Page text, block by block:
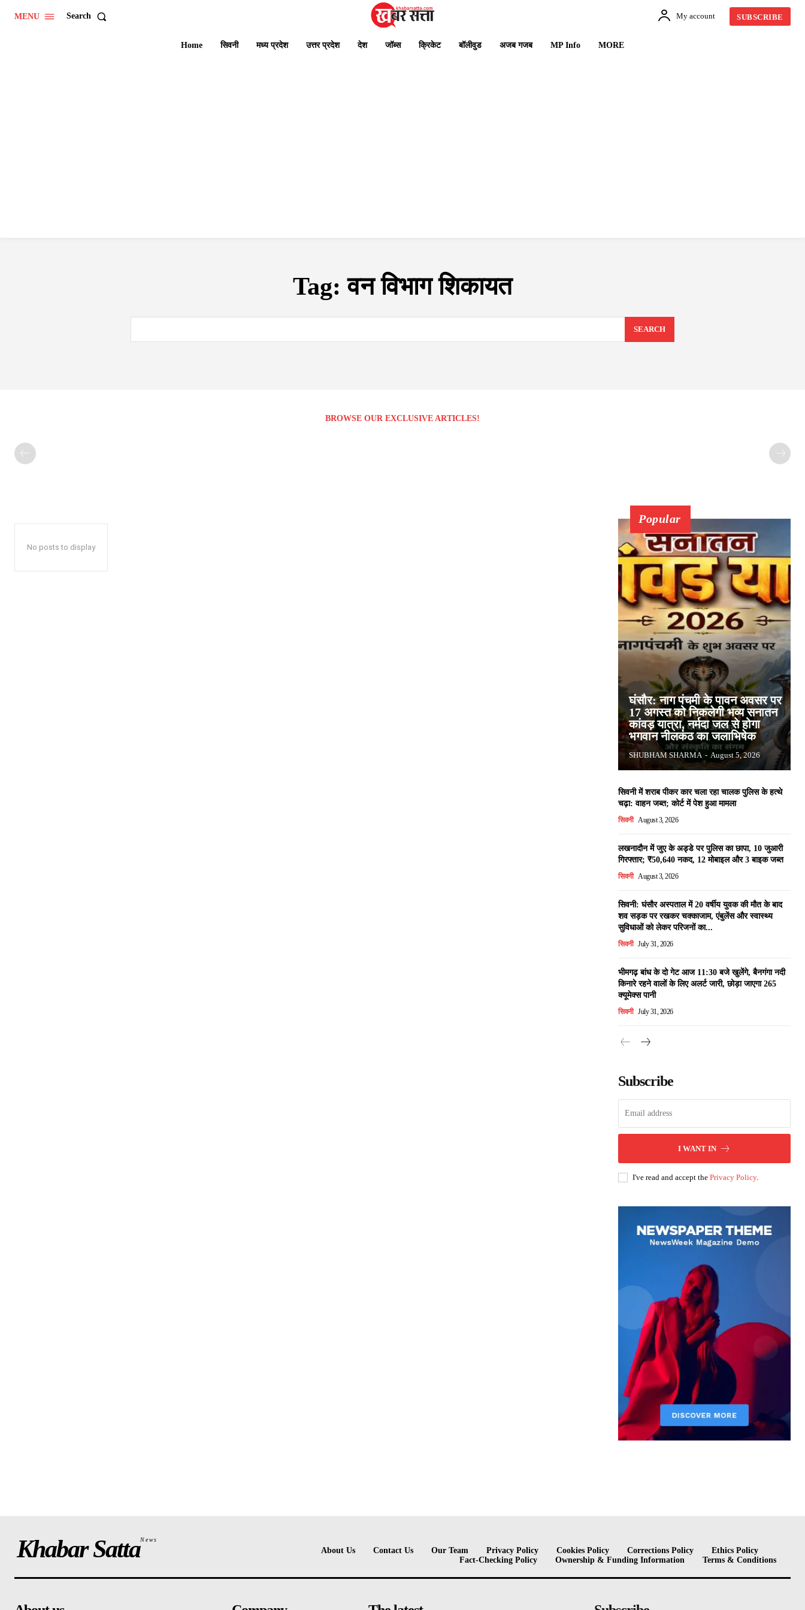
MENU Search My account SUBSCRIBE
Home सिवनी मध्य प्रदेश उत्तर प्रदेश देश जॉब्स क्रिकेट बॉलीवुड अजब गजब MP Info MORE
Tag:वन विभाग शिकायत
SEARCH
BROWSE OUR EXCLUSIVE ARTICLES!
No posts to display
Popular
घंसौर: नाग पंचमी के पावन अवसर पर
17 अगस्त को निकलेगी भव्य सनातन
कांवड़ यात्रा, नर्मदा जल से होगा
भगवान नीलकंठ का जलाभिषेक
SHUBHAM SHARMA - August 5, 2026
सिवनी में शराब पीकर कार चला रहा चालक पुलिस के हत्थे
चढ़ा: वाहन जब्त; कोर्ट में पेश हुआ मामला
सिवनी August 3, 2026
लखनादौन में जुए के अड्डे पर पुलिस का छापा, 10 जुआरी
गिरफ्तार; ₹50,640 नकद, 12 मोबाइल और 3 बाइक जब्त
सिवनी August 3, 2026
सिवनी: घंसौर अस्पताल में 20 वर्षीय युवक की मौत के बाद
शव सड़क पर रखकर चक्काजाम, एंबुलेंस और स्वास्थ्य
सुविधाओं को लेकर परिजनों का...
सिवनी July 31, 2026
भीमगढ़ बांध के दो गेट आज 11:30 बजे खुलेंगे, बैनगंगा नदी
किनारे रहने वालों के लिए अलर्ट जारी, छोड़ा जाएगा 265
क्यूमेक्स पानी
सिवनी July 31, 2026
Subscribe
I WANT IN
I've read and accept the Privacy Policy.
Khabar SattaNews
About Us Contact Us Our Team Privacy Policy Cookies Policy Corrections Policy
Ethics Policy
Fact-Checking Policy
Ownership & Funding Information Terms & Conditions